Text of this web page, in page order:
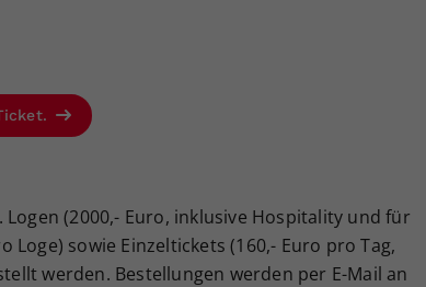
(2000,- Euro, inklusive Hospitality und für
Loge) sowie Einzeltickets (160,- Euro pro Tag,
werden. Bestellungen werden per E-Mail an